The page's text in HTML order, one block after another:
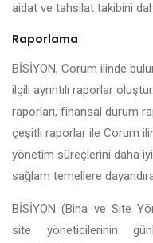
aidat ve tahsilat takibini
Raporlama
BİSİYON, Corum ilinde
ilgili ayrıntılı raporlar
raporları, finansal durum
çeşitli raporlar ile Corum
yönetim süreçlerini daha
sağlam temellere
BİSİYON (Bina ve Site
site yöneticilerinin